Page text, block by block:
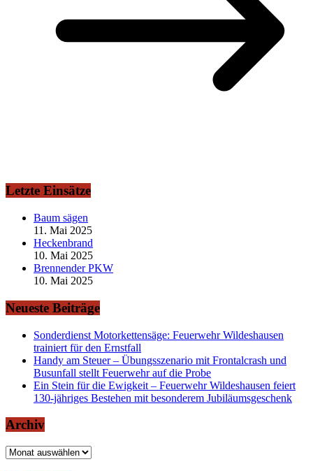
Letzte Einsätze
Baum sägen
11. Mai 2025
Heckenbrand
10. Mai 2025
Brennender PKW
10. Mai 2025
Neueste Beiträge
Sonderdienst Motorkettensäge: Feuerwehr Wildeshausen
trainiert für den Ernstfall
Handy am Steuer – Übungsszenario mit Frontalcrash und
Busunfall stellt Feuerwehr auf die Probe
Ein Stein für die Ewigkeit – Feuerwehr Wildeshausen feiert
130-jähriges Bestehen mit besonderem Jubiläumsgeschenk
Archiv
Archiv